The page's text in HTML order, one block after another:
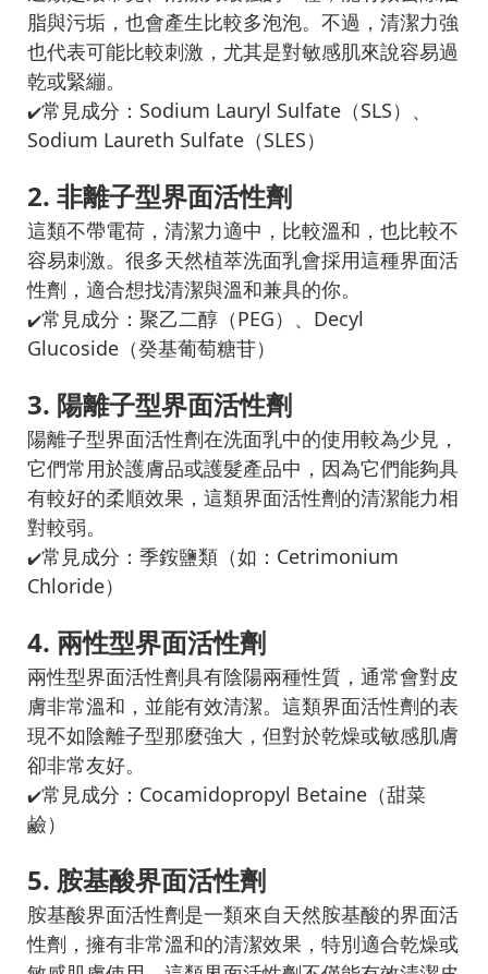
脂與污垢，也會產生比較多泡泡。不過，清潔力強
也代表可能比較刺激，尤其是對敏感肌來說容易過
乾或緊繃。
✔️常見成分：Sodium Lauryl Sulfate（SLS）、
Sodium Laureth Sulfate（SLES）
2. 非離子型界面活性劑
這類不帶電荷，清潔力適中，比較溫和，也比較不
容易刺激。很多天然植萃洗面乳會採用這種界面活
性劑，適合想找清潔與溫和兼具的你。
✔️常見成分：聚乙二醇（PEG）、Decyl
Glucoside（癸基葡萄糖苷）
3. 陽離子型界面活性劑
陽離子型界面活性劑在洗面乳中的使用較為少見，
它們常用於護膚品或護髮產品中，因為它們能夠具
有較好的柔順效果，這類界面活性劑的清潔能力相
對較弱。
✔️常見成分：季銨鹽類（如：Cetrimonium
Chloride）
4. 兩性型界面活性劑
兩性型界面活性劑具有陰陽兩種性質，通常會對皮
膚非常溫和，並能有效清潔。這類界面活性劑的表
現不如陰離子型那麼強大，但對於乾燥或敏感肌膚
卻非常友好。
✔️常見成分：Cocamidopropyl Betaine（甜菜
鹼）
5. 胺基酸界面活性劑
胺基酸界面活性劑是一類來自天然胺基酸的界面活
性劑，擁有非常溫和的清潔效果，特別適合乾燥或